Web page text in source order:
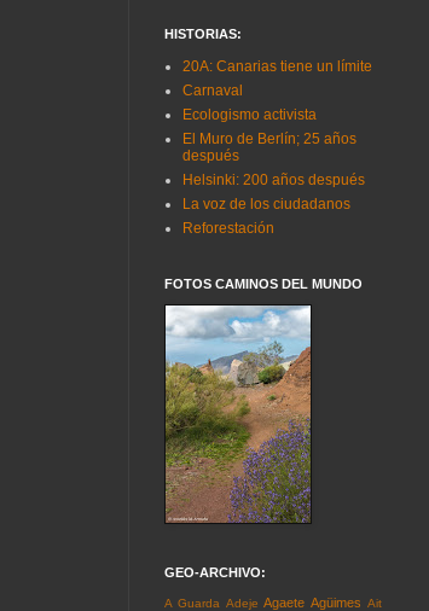
HISTORIAS:
20A: Canarias tiene un límite
Carnaval
Ecologismo activista
El Muro de Berlín; 25 años
después
Helsinki: 200 años después
La voz de los ciudadanos
Reforestación
FOTOS CAMINOS DEL MUNDO
GEO-ARCHIVO:
A Guarda Adeje Agaete Agüimes Ait